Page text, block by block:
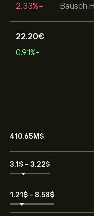
Bausch
-2.33%
22.20‎€‎
+0.91%
410.65M‎$‎
3.1‎$‎ - 3.22‎$‎
1.21‎$‎ - 8.58‎$‎